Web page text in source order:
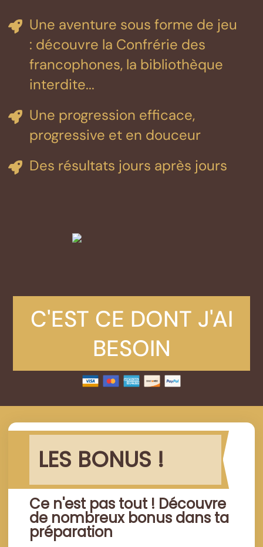
Une aventure sous forme de jeu
: découvre la Confrérie des
francophones, la bibliothèque
interdite...
Une progression efficace,
progressive et en douceur
Des résultats jours après jours
C'EST CE DONT J'AI
BESOIN
LES BONUS !
Ce n'est pas tout ! Découvre
de nombreux bonus dans ta
préparation